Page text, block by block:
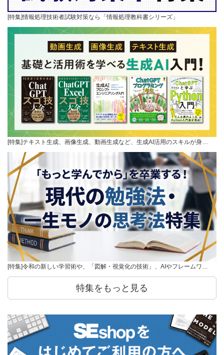
[特集]情報処理技術者試験対策なら「情報処理教科書シリーズ」
[特集]テキスト生成、画像生成、動画生成など、生成AI活用のスキルが身…
[特集]令和の新しい学習術や、「図解・視覚化の技術」、AIやフレームワ…
特集をもっと見る